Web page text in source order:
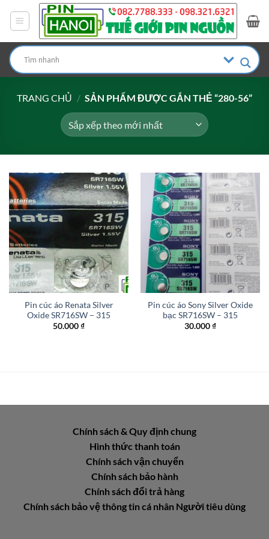
dung
TRANG CHỦ / SẢN PHẨM ĐƯỢC GẮN THẺ “280-56”
Pin cúc áo Renata Silver
Oxide SR716SW – 315
50.000₫
Pin cúc áo Sony Silver Oxide
bạc SR716SW – 315
30.000₫
Chính sách & Quy định chung
Hình thức thanh toán
Chính sách vận chuyển
Chính sách bảo hành
Chính sách đổi trả hàng
Chính sách bảo vệ thông tin cá nhân Người tiêu dùng